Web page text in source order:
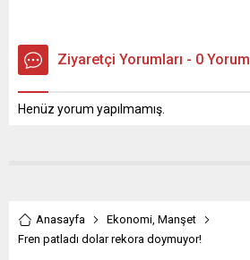
Ziyaretçi Yorumları - 0 Yorum
Henüz yorum yapılmamış.
Anasayfa Ekonomi, Manşet
Fren patladı dolar rekora doymuyor!